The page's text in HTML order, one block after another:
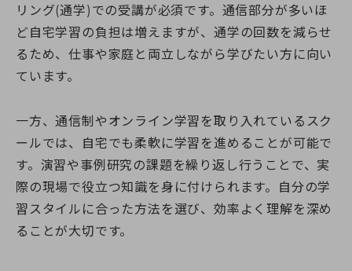
リング(通学)での受講が必須です。通信部分が多いほ
ど自宅学習の負担は増えますが、通学の回数を減らせ
るため、仕事や家庭と両立しながら学びたい方に向い
ています。
一方、通信制やオンライン学習を取り入れているスク
ールでは、自宅でも柔軟に学習を進めることが可能で
す。演習や事例研究の課題を繰り返し行うことで、実
際の現場で役立つ知識を身に付けられます。自分の学
習スタイルに合った方法を選び、効率よく理解を深め
ることが大切です。